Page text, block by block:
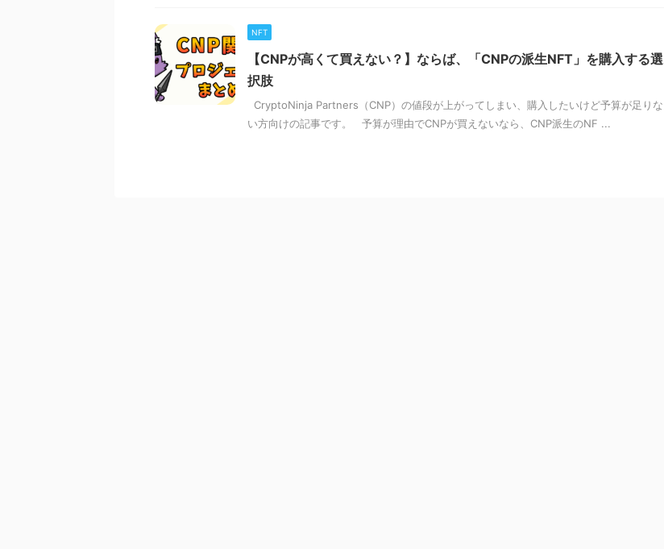
NFT
【CNPが高くて買えない？】ならば、「CNPの派生NFT」を購入する選
択肢
CryptoNinja Partners（CNP）の値段が上がってしまい、購入したいけど予算が足りな
い方向けの記事です。 予算が理由でCNPが買えないなら、CNP派生のNF ...